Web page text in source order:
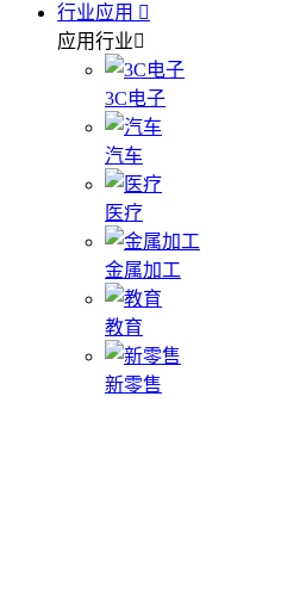
行业应用
应用行业
3C电子
汽车
医疗
金属加工
教育
新零售